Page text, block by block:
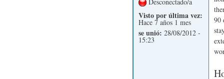
Visto por última vez:
Hace 7 años 1 mes
se unió: 28/08/2012 -
15:23
90